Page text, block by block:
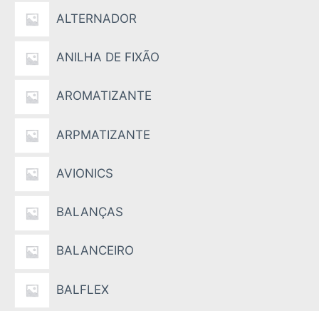
ALTERNADOR
ANILHA DE FIXÃO
AROMATIZANTE
ARPMATIZANTE
AVIONICS
BALANÇAS
BALANCEIRO
BALFLEX